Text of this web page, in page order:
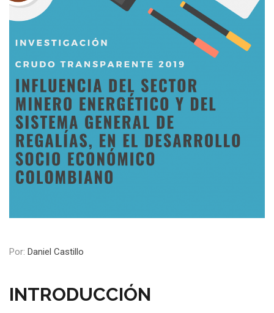
Por: Daniel Castillo
INTRODUCCIÓN